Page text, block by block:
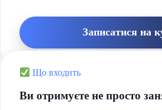
Записатися на
Що входить
Ви отримуєте не просто